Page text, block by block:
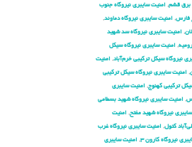
برق قشم, امنیت سایبری نیروگاه جنوب
فارس, امنیت سایبری نیروگاه دماوند,
, امنیت سایبری نیروگاه سد شهید
, امنیت سایبری نیروگاه سیکل
نیروگاه سیکل ترکیبی خرم‌آباد, امنیت
, امنیت سایبری نیروگاه سیکل ترکیبی
ترکیبی کهنوج, امنیت سایبری
, امنیت سایبری نیروگاه شهید بسطامی
نیروگاه شهید مفتح, امنیت
کتول, امنیت سایبری نیروگاه غرب
نیروگاه کارون ۳ , امنیت سایبری